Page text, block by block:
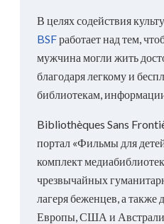
В целях содействия
BSFработает над тем,
мужчина могли жить
благодаря легкому и
библиотекам,
Bibliothèques Sans
портал «Фильмы для
комплект
чрезвычайных
лагеря беженцев, а также
Европы, США и